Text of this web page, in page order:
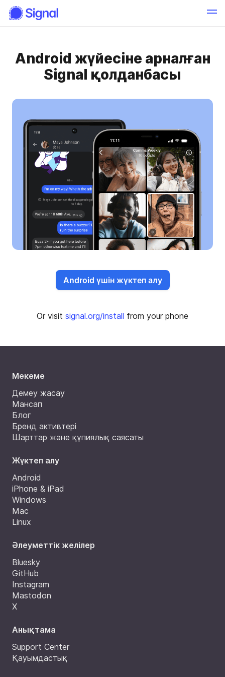
Android жүйесіне арналған
Signal қолданбасы
Android үшін жүктеп алу
Or visit signal.org/install from your phone
Мекеме
Демеу жасау
Мансап
Блог
Бренд активтері
Шарттар және құпиялық саясаты
Жүктеп алу
Android
iPhone & iPad
Windows
Mac
Linux
Әлеуметтік желілер
Bluesky
GitHub
Instagram
Mastodon
X
Анықтама
Support Center
Қауымдастық